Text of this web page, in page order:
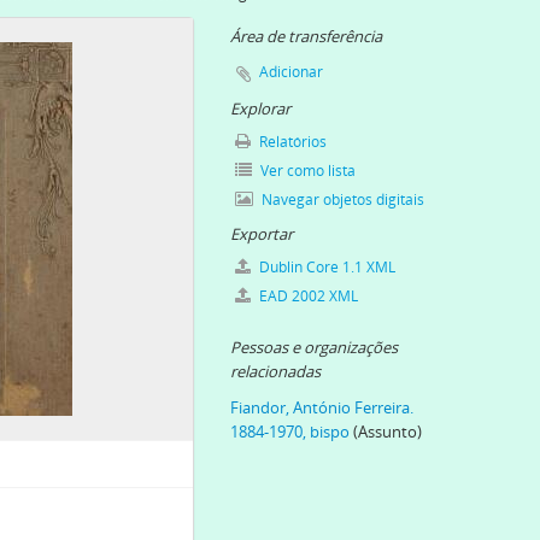
1940
de S. João Evangelista, 1924
1932-12-15
1932-12-16
Bom Pastor, 1953-06-14
[c.1950]
[c. 1950]
Boavista, [c. 1960]
Arbiol, [c. 1960]
Área de transferência
Adicionar
Explorar
Relatórios
Ver como lista
Navegar objetos digitais
Exportar
Dublin Core 1.1 XML
EAD 2002 XML
Pessoas e organizações
relacionadas
Fiandor, António Ferreira.
1884-1970, bispo (Assunto)